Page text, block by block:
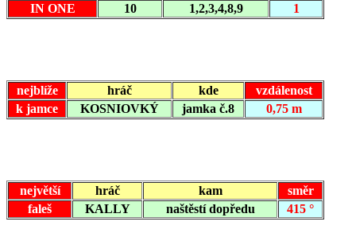
IN ONE
10 1,2,3,4,8,9 1
nejblíže hráč kde
vzdálenost
k jamce
KOSNIOVKÝ jamka č.8 0,75 m
největší hráč kam
směr
faleš
KALLY naštěstí dopředu 415 °